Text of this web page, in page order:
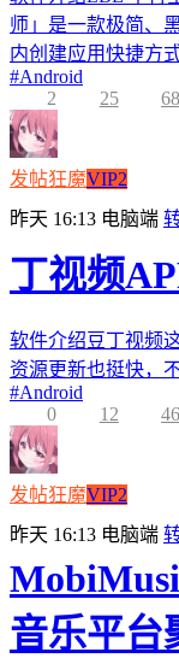
师」是一款极简、
内创建应用快捷方
#Android
2
25
发帖狂魔VIP2
昨天 16:13 电脑端
丁视频
软件介绍豆丁视频
资源更新也挺快，
#Android
0
12
发帖狂魔VIP2
昨天 16:13 电脑端
音乐平台